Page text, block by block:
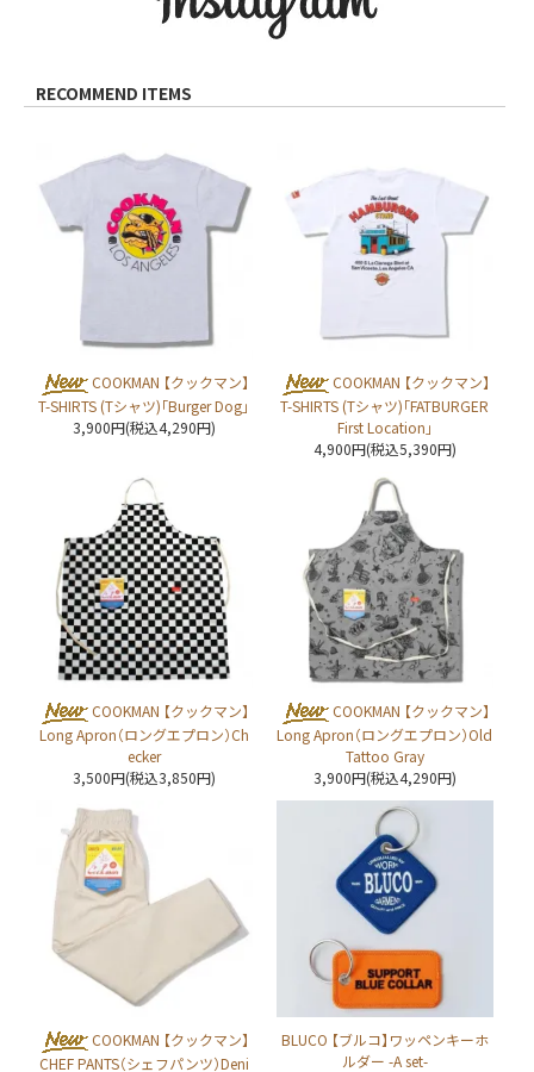
RECOMMEND ITEMS
COOKMAN 【クックマン】
T-SHIRTS (Tシャツ)「Burger Dog」
3,900円(税込4,290円)
COOKMAN 【クックマン】
T-SHIRTS (Tシャツ)「FATBURGER
First Location」
4,900円(税込5,390円)
COOKMAN 【クックマン】
Long Apron（ロングエプロン）Ch
ecker
3,500円(税込3,850円)
COOKMAN 【クックマン】
Long Apron（ロングエプロン）Old
Tattoo Gray
3,900円(税込4,290円)
COOKMAN 【クックマン】
CHEF PANTS（シェフパンツ）Deni
BLUCO 【ブルコ】ワッペンキーホ
ルダー -A set-